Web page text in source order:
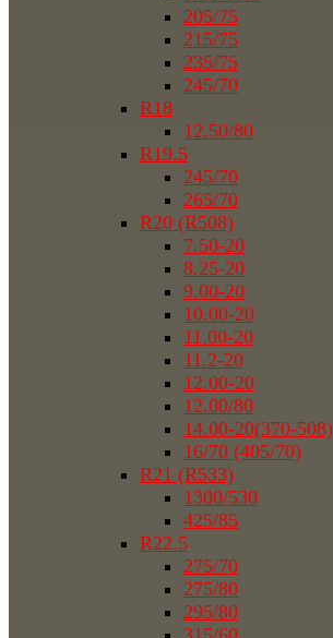
205/75
215/75
235/75
245/70
R18
12.50/80
R19.5
245/70
265/70
R20 (R508)
7.50-20
8.25-20
9.00-20
10.00-20
11.00-20
11.2-20
12.00-20
12.00/80
14.00-20(370-508)
16/70 (405/70)
R21 (R533)
1300/530
425/85
R22.5
275/70
275/80
295/80